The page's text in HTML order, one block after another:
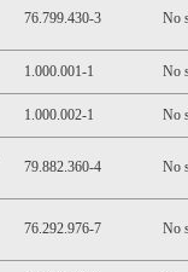
76.799.430-3 No
1.000.001-1 No
1.000.002-1 No
79.882.360-4 No
76.292.976-7 No